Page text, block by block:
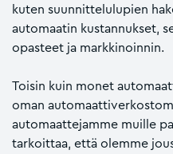
kuten suunnittelulupien
automaatin kustannukset,
opasteet ja markkinoinnin.
Toisin kuin monet
oman
automaattejamme muille
tarkoittaa, että olemme